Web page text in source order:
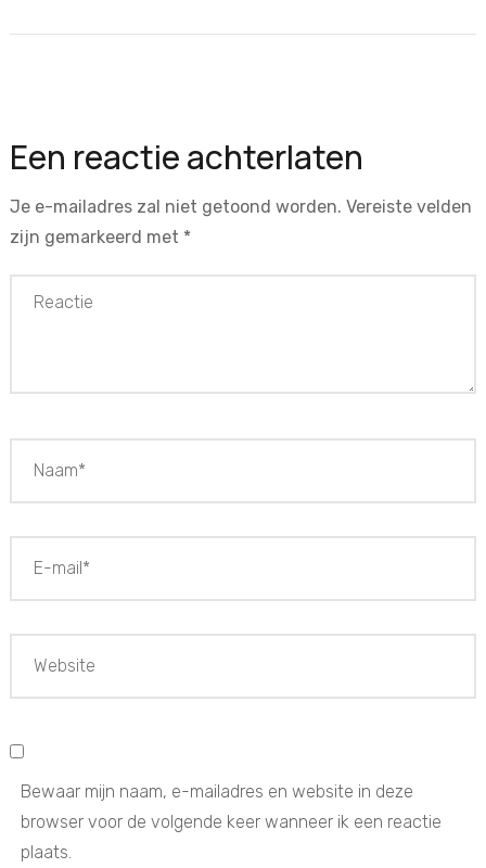
Een reactie achterlaten
Je e-mailadres zal niet getoond worden. Vereiste velden
zijn gemarkeerd met *
Bewaar mijn naam, e-mailadres en website in deze
browser voor de volgende keer wanneer ik een reactie
plaats.